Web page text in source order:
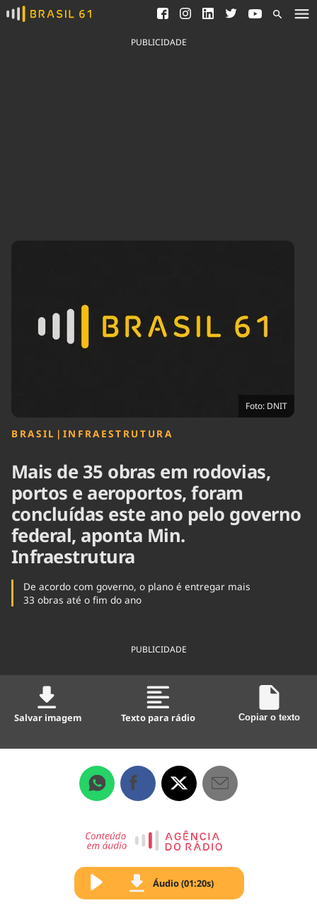
Ver todas as notícias
Saneamento
Indicadores
Tecnologia
Cinema
Infraestrutura
Internacional
PUBLICIDADE
Foto: DNIT
BRASIL | INFRAESTRUTURA
Mais de 35 obras em rodovias,
portos e aeroportos, foram
concluídas este ano pelo governo
federal, aponta Min.
Infraestrutura
De acordo com governo, o plano é entregar mais
33 obras até o fim do ano
PUBLICIDADE
Salvar imagem Texto para rádio Copiar o texto
Áudio (01:20s)